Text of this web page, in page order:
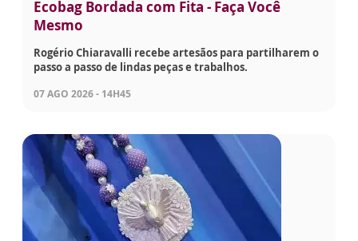
Ecobag Bordada com Fita - Faça Você
Mesmo
Rogério Chiaravalli recebe artesãos para partilharem o
passo a passo de lindas peças e trabalhos.
07 AGO 2026 - 14H45